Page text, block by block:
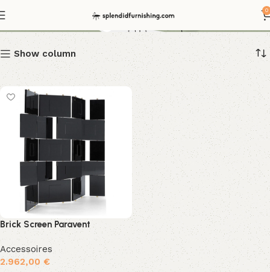
0
Möbeldesign 20er Jahre
Show column
Brick Screen Paravent
Accessoires
2.962,00 €